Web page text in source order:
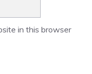
in this browser